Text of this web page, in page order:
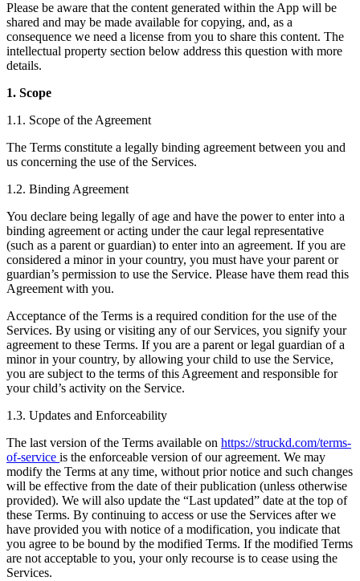
Juegos independientes
Lanza grandes juegos con equipos pequeños
Lanza juegos XR en múltiples plataformas
Juegos multijugador
Please be aware that the content generated within the App will be
shared and may be made available for copying, and, as a
consequence we need a license from you to share this content. The
intellectual property section below address this question with more
details.
1. Scope
1.1. Scope of the Agreement
The Terms constitute a legally binding agreement between you and
us concerning the use of the Services.
1.2. Binding Agreement
You declare being legally of age and have the power to enter into a
binding agreement or acting under the caur legal representative
(such as a parent or guardian) to enter into an agreement. If you are
considered a minor in your country, you must have your parent or
guardian’s permission to use the Service. Please have them read this
Agreement with you.
Acceptance of the Terms is a required condition for the use of the
Services. By using or visiting any of our Services, you signify your
agreement to these Terms. If you are a parent or legal guardian of a
minor in your country, by allowing your child to use the Service,
you are subject to the terms of this Agreement and responsible for
your child’s activity on the Service.
1.3. Updates and Enforceability
The last version of the Terms available on https://struckd.com/terms-
of-service is the enforceable version of our agreement. We may
modify the Terms at any time, without prior notice and such changes
will be effective from the date of their publication (unless otherwise
provided). We will also update the “Last updated” date at the top of
these Terms. By continuing to access or use the Services after we
have provided you with notice of a modification, you indicate that
you agree to be bound by the modified Terms. If the modified Terms
are not acceptable to you, your only recourse is to cease using the
Services.